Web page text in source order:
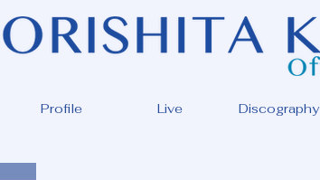
Profile Live Discography